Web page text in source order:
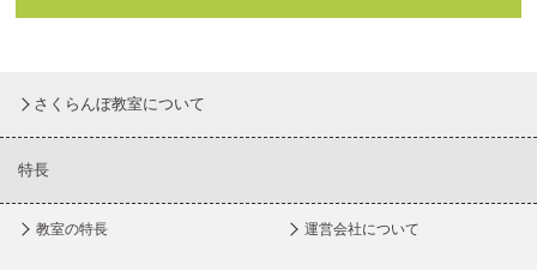
さくらんぼ教室について
特長
教室の特長 運営会社について